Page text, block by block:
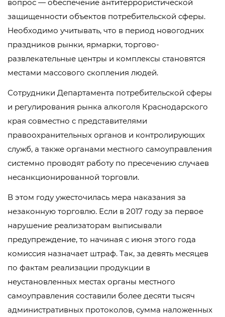
вопрос — обеспечение антитеррористической
защищенности объектов потребительской сферы.
Необходимо учитывать, что в период новогодних
праздников рынки, ярмарки, торгово-
развлекательные центры и комплексы становятся
местами массового скопления людей.
Сотрудники Департамента потребительской сферы
и регулирования рынка алкоголя Краснодарского
края совместно с представителями
правоохранительных органов и контролирующих
служб, а также органами местного самоуправления
системно проводят работу по пресечению случаев
несанкционированной торговли.
В этом году ужесточилась мера наказания за
незаконную торговлю. Если в 2017 году за первое
нарушение реализаторам выписывали
предупреждение, то начиная с июня этого года
комиссия назначает штраф. Так, за девять месяцев
по фактам реализации продукции в
неустановленных местах органы местного
самоуправления составили более десяти тысяч
административных протоколов, сумма наложенных